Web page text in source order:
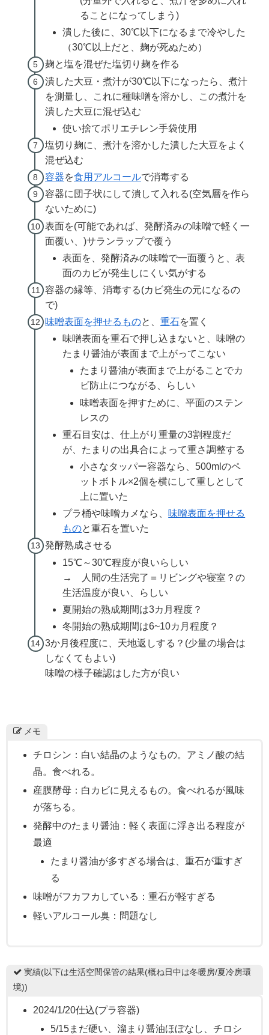
ることになってしまう)
潰した後に、30℃以下になるまで冷やした
（30℃以上だと、麹が死ぬため）
麹と塩を混ぜた塩切り麹を作る
潰した大豆・煮汁が30℃以下になったら、煮汁
を測量し、これに種味噌を溶かし、この煮汁を
潰した大豆に混ぜ込む
使い捨てポリエチレン手袋使用
塩切り麹に、煮汁を溶かした潰した大豆をよく
混ぜ込む
容器を食用アルコールで消毒する
容器に団子状にして潰して入れる(空気層を作ら
ないために)
表面を(可能であれば、発酵済みの味噌で軽く一
面覆い、)サランラップで覆う
表面を、発酵済みの味噌で一面覆うと、表
面のカビが発生しにくい気がする
容器の縁等、消毒する(カビ発生の元になるの
で)
味噌表面を押せるものと、重石を置く
味噌表面を重石で押し込まないと、味噌の
たまり醤油が表面まで上がってこない
たまり醤油が表面まで上がることでカ
ビ防止につながる、らしい
味噌表面を押すために、平面のステン
レスの
重石目安は、仕上がり重量の3割程度だ
が、たまりの出具合によって重さ調整する
小さなタッパー容器なら、500mlのペ
ットボトル×2個を横にして重しとして
上に置いた
プラ桶や味噌カメなら、 味噌表面を押せる
ものと重石を置いた
発酵熟成させる
15℃～30℃程度が良いらしい
→ 人間の生活完了＝リビングや寝室？の
生活温度が良い、らしい
夏開始の熟成期間は3カ月程度？
冬開始の熟成期間は6~10カ月程度？
3か月後程度に、天地返しする？(少量の場合は
しなくてもよい)
味噌の様子確認はした方が良い
メモ
チロシン：白い結晶のようなもの。アミノ酸の結
晶。食べれる。
産膜酵母：白カビに見えるもの。食べれるが風味
が落ちる。
発酵中のたまり醤油：軽く表面に浮き出る程度が
最適
たまり醤油が多すぎる場合は、重石が重すぎ
る
味噌がフカフカしている：重石が軽すぎる
軽いアルコール臭：問題なし
実績(以下は生活空間保管の結果(概ね日中は冬暖房/夏冷房環
境))
2024/1/20仕込(プラ容器)
5/15まだ硬い、溜まり醤油ほぼなし、チロシ